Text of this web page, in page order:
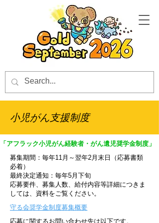
​小児がん支援制度
「アフラック小児がん経験者・がん遺児奨学金制度」
募集期間：毎年11月～翌年2月末日（応募書類
必着）
最終決定通知：毎年5月下旬
応募要件、募集人数、給付内容等詳細につきま
しては、資料をご覧ください。
守る会奨学金制度募集概要
応募に関するお問い合わせ先は以下です。